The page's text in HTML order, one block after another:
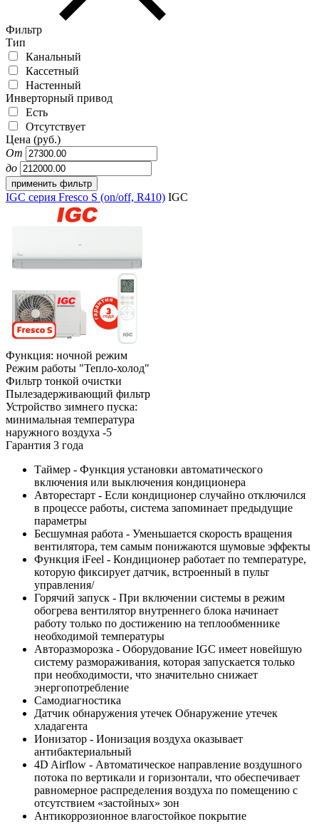
Фильтр
Тип
Канальный
Кассетный
Настенный
Инверторный привод
Есть
Отсутствует
Цена (руб.)
От
до
IGC серия Fresco S (on/off, R410) IGC
Функция: ночной режим
Режим работы "Тепло-холод"
Фильтр тонкой очистки
Пылезадерживающий фильтр
Устройство зимнего пуска:
минимальная температура
наружного воздуха -5
Гарантия 3 года
Таймер - Функция установки автоматического
включения или выключения кондиционера
Авторестарт - Если кондиционер случайно отключился
в процессе работы, система запоминает предыдущие
параметры
Бесшумная работа - Уменьшается скорость вращения
вентилятора, тем самым понижаются шумовые эффекты
Функция iFeel - Кондиционер работает по температуре,
которую фиксирует датчик, встроенный в пульт
управления/
Горячий запуск - При включении системы в режим
обогрева вентилятор внутреннего блока начинает
работу только по достижению на теплообменнике
необходимой температуры
Авторазморозка - Оборудование IGC имеет новейшую
систему размораживания, которая запускается только
при необходимости, что значительно снижает
энергопотребление
Самодиагностика
Датчик обнаружения утечек Обнаружение утечек
хладагента
Ионизатор - Ионизация воздуха оказывает
антибактериальный
4D Airflow - Автоматическое направление воздушного
потока по вертикали и горизонтали, что обеспечивает
равномерное распределения воздуха по помещению с
отсутствием «застойных» зон
Антикоррозионное влагостойкое покрытие